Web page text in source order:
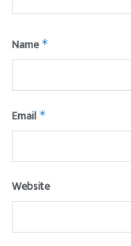
Name*
Email *
Website